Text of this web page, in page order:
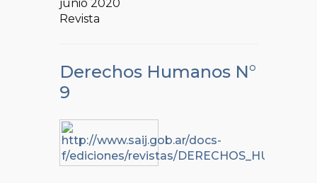
junio 2020
Revista
Derechos Humanos N°
9